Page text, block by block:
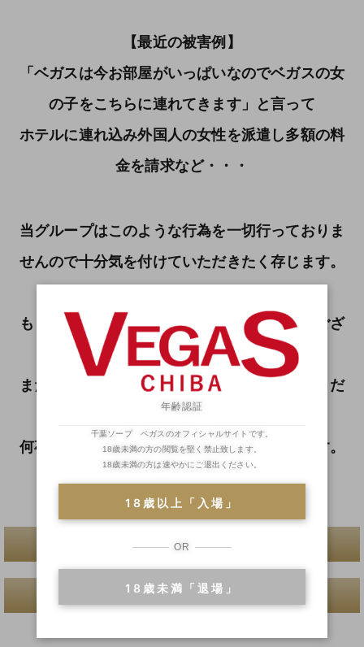
【最近の被害例】
「ベガスは今お部屋がいっぱいなのでベガスの女
の子をこちらに連れてきます」と言って
ホテルに連れ込み外国人の女性を派遣し多額の料
金を請求など・・・
当グループはこのような行為を一切行っておりま
せんので十分気を付けていただきたく存じます。
もしこのような行為を受けた際はお手数ではござ
いますが速やかに警察へ連絡、
または下記の電話番号よりベガスまでご連絡くだ
さい。
何卒ご協力のほど、よろしくお願いいたします。
TEL :043-201-4126
一覧へ戻る
年齢認証
千葉ソープ ベガスのオフィシャルサイトです。
18歳未満の方の閲覧を堅く禁止致します。
18歳未満の方は速やかにご退出ください。
18歳以上「入場」
OR
18歳未満「退場」